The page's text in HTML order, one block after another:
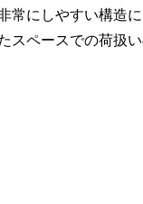
常にしやすい構造
ペースでの荷扱い